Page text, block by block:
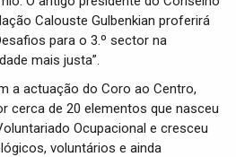
Calouste Gulbenkian proferirá
para o 3.º sector na
mais justa”.
a actuação do Coro ao Centro,
cerca de 20 elementos que nasceu
Ocupacional e cresceu
voluntários e ainda